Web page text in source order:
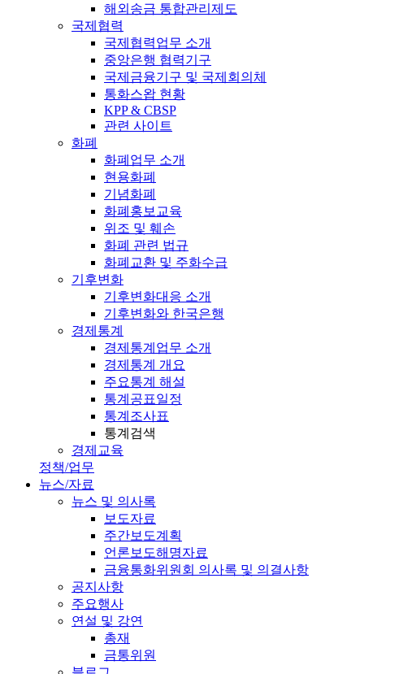
해외송금 통합관리제도
국제협력
국제협력업무 소개
중앙은행 협력기구
국제금융기구 및 국제회의체
통화스왑 현황
KPP & CBSP
관련 사이트
화폐
화폐업무 소개
현용화폐
기념화폐
화폐홍보교육
위조 및 훼손
화폐 관련 법규
화폐교환 및 주화수급
기후변화
기후변화대응 소개
기후변화와 한국은행
경제통계
경제통계업무 소개
경제통계 개요
주요통계 해설
통계공표일정
통계조사표
통계검색
경제교육
정책/업무
뉴스/자료
뉴스 및 의사록
보도자료
주간보도계획
언론보도해명자료
금융통화위원회 의사록 및 의결사항
공지사항
주요행사
연설 및 강연
총재
금통위원